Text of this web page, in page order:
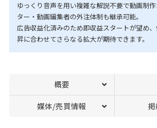
ゆっくり音声を用い複雑な解説不要で動画制
ター・動画編集者の外注体制も継承可能。
広告収益化済みのため即収益スタートが望め
昇に合わせてさらなる拡大が期待できます。
概要
媒体/売買情報